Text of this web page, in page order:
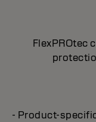
FlexPROtec
- Product-